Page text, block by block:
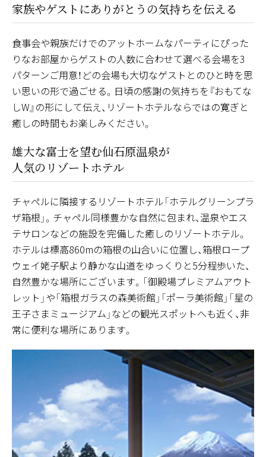
家族やゲストにありがとうの気持ちを伝える
食事会や親族だけでのアットホームなパーティにぴった
りなお部屋からゲストの人数に合わせて選べる会場を3
パターンご用意！どの会場も大切なゲストとのひと時を思
い思いの形で過ごせる。日頃の感謝の気持ちを『おもてな
しW』の形にして伝え、リゾートホテルならではの寛ぎと
癒しの時間もお楽しみください。
雄大な富士を望む仙石原温泉が
人気のリゾートホテル
チャペルに隣接するリゾートホテル「ホテルグリーンプラ
ザ箱根」。チャペル同様豊かな自然に包まれ、温泉やエス
テサロンなどの施設を完備した癒しのリゾートホテル。
ホテルは標高860mの箱根の山合いに位置し、箱根ロープ
ウェイ姥子駅より静かな山道をゆっくりと5分程歩いた、
自然豊かな場所にございます。「御殿場プレミアムアウト
レット」や「箱根ガラスの森美術館」「ポーラ美術館」「星の
王子さまミュージアム」などの観光スポットへも近く、非
常に便利な場所にあります。